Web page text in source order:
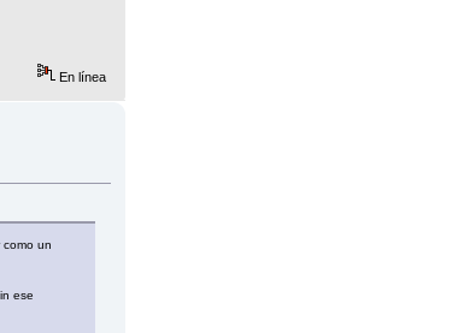
En línea
como un
ese